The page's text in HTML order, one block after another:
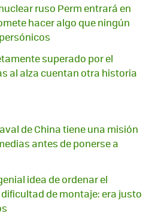
ruso Perm entrará en
hacer algo que ningún
superado por el
al alza cuentan otra historia
de China tiene una misión
antes de ponerse a
idea de ordenar el
de montaje: era justo